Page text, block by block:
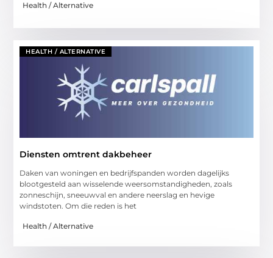
Health / Alternative
HEALTH / ALTERNATIVE
Diensten omtrent dakbeheer
Daken van woningen en bedrijfspanden worden dagelijks
blootgesteld aan wisselende weersomstandigheden, zoals
zonneschijn, sneeuwval en andere neerslag en hevige
windstoten. Om die reden is het
Health / Alternative